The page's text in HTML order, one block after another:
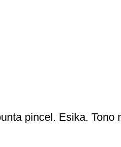
pincel. Esika. Tono